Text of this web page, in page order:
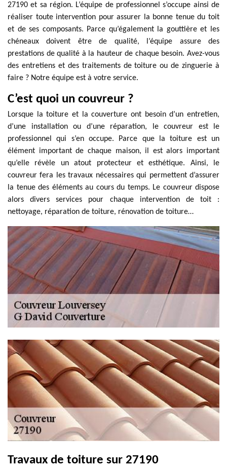
27190 et sa région. L’équipe de professionnel s’occupe ainsi de
réaliser toute intervention pour assurer la bonne tenue du toit
et de ses composants. Parce qu’également la gouttière et les
chéneaux doivent être de qualité, l’équipe assure des
prestations de qualité à la hauteur de chaque besoin. Avez-vous
des entretiens et des traitements de toiture ou de zinguerie à
faire ? Notre équipe est à votre service.
C’est quoi un couvreur ?
Lorsque la toiture et la couverture ont besoin d’un entretien,
d’une installation ou d’une réparation, le couvreur est le
professionnel qui s’en occupe. Parce que la toiture est un
élément important de chaque maison, il est alors important
qu’elle révèle un atout protecteur et esthétique. Ainsi, le
couvreur fera les travaux nécessaires qui permettent d’assurer
la tenue des éléments au cours du temps. Le couvreur dispose
alors divers services pour chaque intervention de toit :
nettoyage, réparation de toiture, rénovation de toiture…
Travaux de toiture sur 27190